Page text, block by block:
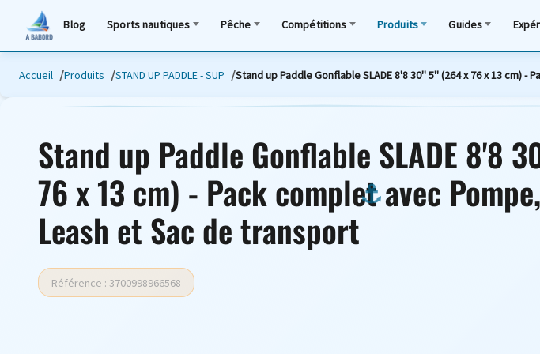
Blog Sports nautiques Pêche Compétitions Produits Guides
Accueil Produits STAND UP PADDLE - SUP Stand up Paddle Gonflable SLADE 8'8 30'' 5'' (264 x 76 x 13 cm)
Stand up Paddle Gonflable SLADE 8'8
76 x 13 cm) - Pack complet avec
Leash et Sac de transport
Référence : 3700998966568